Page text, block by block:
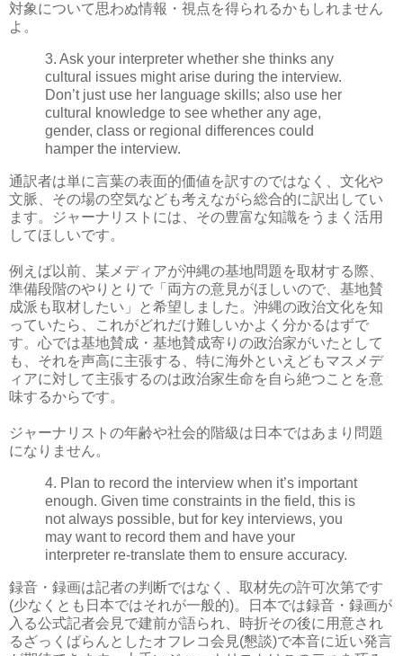
対象について思わぬ情報・視点を得られるかもしれません
よ。
3. Ask your interpreter whether she thinks any
cultural issues might arise during the interview.
Don’t just use her language skills; also use her
cultural knowledge to see whether any age,
gender, class or regional differences could
hamper the interview.
通訳者は単に言葉の表面的価値を訳すのではなく、文化や
文脈、その場の空気なども考えながら総合的に訳出してい
ます。ジャーナリストには、その豊富な知識をうまく活用
してほしいです。
例えば以前、某メディアが沖縄の基地問題を取材する際、
準備段階のやりとりで「両方の意見がほしいので、基地賛
成派も取材したい」と希望しました。沖縄の政治文化を知
っていたら、これがどれだけ難しいかよく分かるはずで
す。心では基地賛成・基地賛成寄りの政治家がいたとして
も、それを声高に主張する、特に海外といえどもマスメデ
ィアに対して主張するのは政治家生命を自ら絶つことを意
味するからです。
ジャーナリストの年齢や社会的階級は日本ではあまり問題
になりません。
4. Plan to record the interview when it’s important
enough. Given time constraints in the field, this is
not always possible, but for key interviews, you
may want to record them and have your
interpreter re-translate them to ensure accuracy.
録音・録画は記者の判断ではなく、取材先の許可次第です
(少なくとも日本ではそれが一般的)。日本では録音・録画が
入る公式記者会見で建前が語られ、時折その後に用意され
るざっくばらんとしたオフレコ会見(懇談)で本音に近い発言